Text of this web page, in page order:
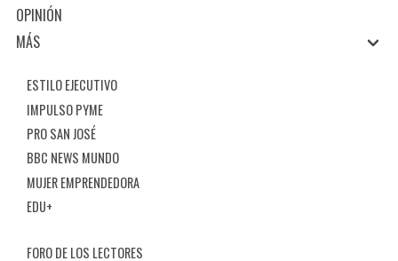
OPINIÓN
MÁS
ESTILO EJECUTIVO
IMPULSO PYME
PRO SAN JOSÉ
BBC NEWS MUNDO
MUJER EMPRENDEDORA
EDU+
FORO DE LOS LECTORES